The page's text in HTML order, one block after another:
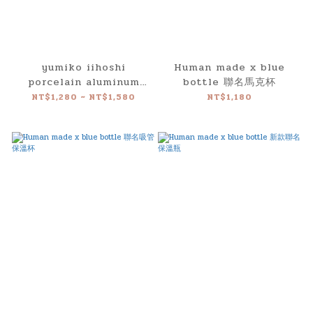
yumiko iihoshi
porcelain aluminum
tray 方形雙耳托盤 日本製
NT$1,280 ~ NT$1,580
Human made x blue
bottle 聯名馬克杯
NT$1,180